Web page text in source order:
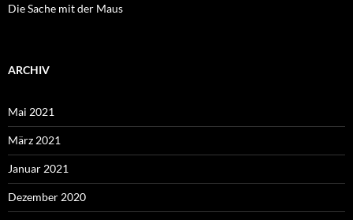
Die Sache mit der Maus
ARCHIV
Mai 2021
März 2021
Januar 2021
Dezember 2020